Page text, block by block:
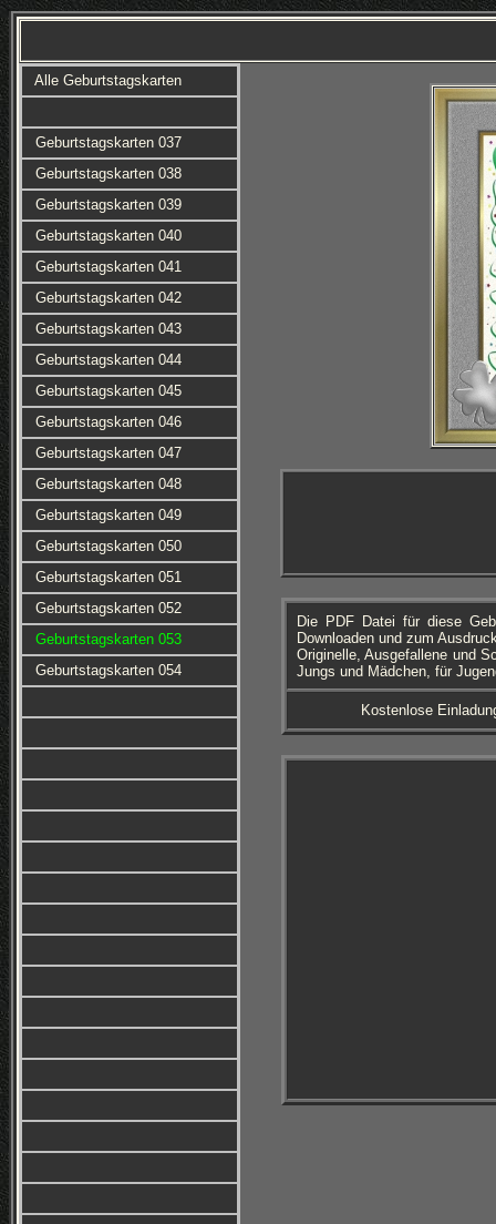
Alle Geburtstagskarten
Geburtstagskarten 037
Geburtstagskarten 038
Geburtstagskarten 039
Geburtstagskarten 040
Geburtstagskarten 041
Geburtstagskarten 042
Geburtstagskarten 043
Geburtstagskarten 044
Geburtstagskarten 045
Geburtstagskarten 046
Geburtstagskarten 047
Geburtstagskarten 048
Geburtstagskarten 049
Geburtstagskarten 050
Geburtstagskarten 051
Geburtstagskarten 052
Geburtstagskarten 053
Geburtstagskarten 054
Die PDF Datei für diese
Downloaden und zum
Originelle, Ausgefallene und
Jungs und Mädchen, für
Kostenlose